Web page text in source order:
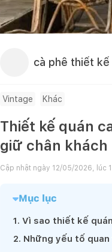
cà phê thiết kế
Vintage Khác
Thiết kế quán
giữ chân khách
Cập nhật ngày 12/05/2026, lúc
Mục lục
1. Vì sao thiết kế
2. Những yếu tố